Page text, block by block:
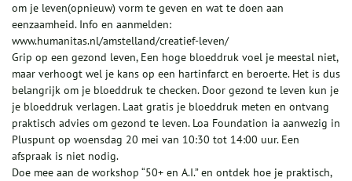
om je leven(opnieuw) vorm te geven en wat te doen aan
eenzaamheid. Info en aanmelden:
www.humanitas.nl/amstelland/creatief-leven/
Grip op een gezond leven, Een hoge bloeddruk voel je meestal niet,
maar verhoogt wel je kans op een hartinfarct en beroerte. Het is dus
belangrijk om je bloeddruk te checken. Door gezond te leven kun je
je bloeddruk verlagen. Laat gratis je bloeddruk meten en ontvang
praktisch advies om gezond te leven. Loa Foundation ia aanwezig in
Pluspunt op woensdag 20 mei van 10:30 tot 14:00 uur. Een
afspraak is niet nodig.
Doe mee aan de workshop “50+ en A.I.” en ontdek hoe je praktisch,